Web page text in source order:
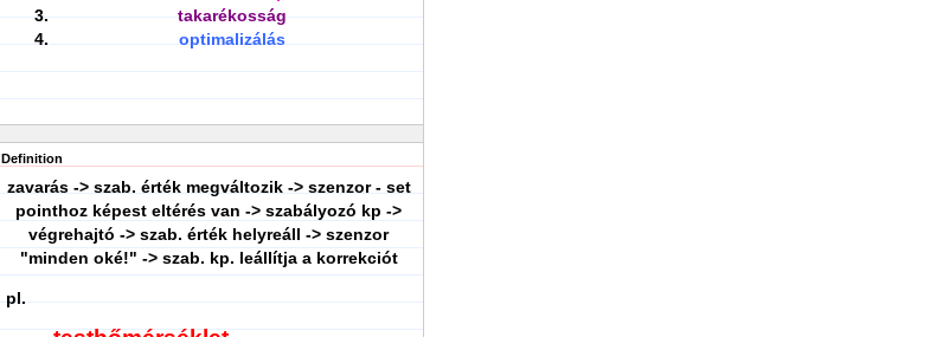
takarékosság
optimalizálás
Definition
zavarás -> szab. érték megváltozik -> szenzor - set
pointhoz képest eltérés van -> szabályozó kp ->
végrehajtó -> szab. érték helyreáll -> szenzor
"minden oké!" -> szab. kp. leállítja a korrekciót
pl.